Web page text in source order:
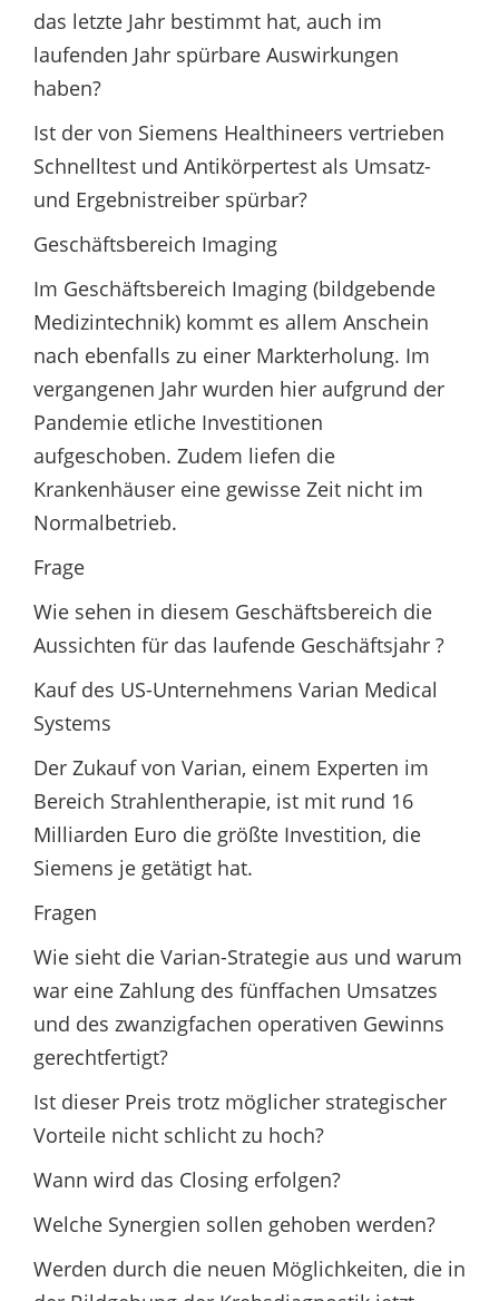
das letzte Jahr bestimmt hat, auch im
laufenden Jahr spürbare Auswirkungen
haben?
Ist der von Siemens Healthineers vertrieben
Schnelltest und Antikörpertest als Umsatz-
und Ergebnistreiber spürbar?
Geschäftsbereich Imaging
Im Geschäftsbereich Imaging (bildgebende
Medizintechnik) kommt es allem Anschein
nach ebenfalls zu einer Markterholung. Im
vergangenen Jahr wurden hier aufgrund der
Pandemie etliche Investitionen
aufgeschoben. Zudem liefen die
Krankenhäuser eine gewisse Zeit nicht im
Normalbetrieb.
Frage
Wie sehen in diesem Geschäftsbereich die
Aussichten für das laufende Geschäftsjahr ?
Kauf des US-Unternehmens Varian Medical
Systems
Der Zukauf von Varian, einem Experten im
Bereich Strahlentherapie, ist mit rund 16
Milliarden Euro die größte Investition, die
Siemens je getätigt hat.
Fragen
Wie sieht die Varian-Strategie aus und warum
war eine Zahlung des fünffachen Umsatzes
und des zwanzigfachen operativen Gewinns
gerechtfertigt?
Ist dieser Preis trotz möglicher strategischer
Vorteile nicht schlicht zu hoch?
Wann wird das Closing erfolgen?
Welche Synergien sollen gehoben werden?
Werden durch die neuen Möglichkeiten, die in